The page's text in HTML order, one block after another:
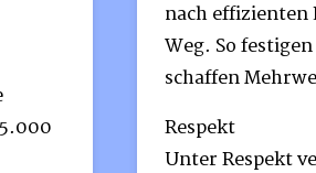
nach effizienten
Weg. So
schaffen
Respekt
Unter Respekt